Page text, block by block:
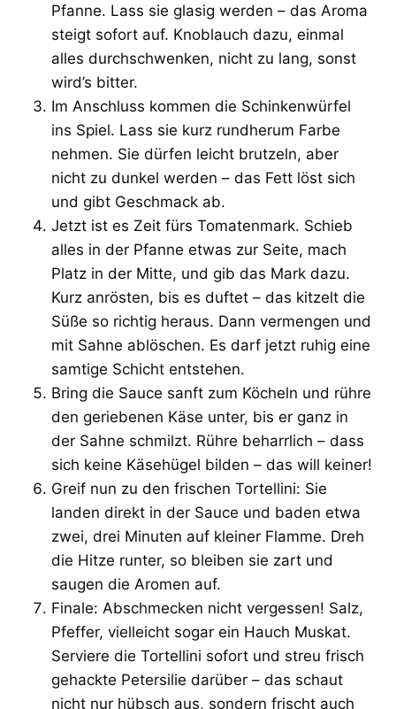
Pfanne. Lass sie glasig werden – das Aroma
steigt sofort auf. Knoblauch dazu, einmal
alles durchschwenken, nicht zu lang, sonst
wird’s bitter.
Im Anschluss kommen die Schinkenwürfel
ins Spiel. Lass sie kurz rundherum Farbe
nehmen. Sie dürfen leicht brutzeln, aber
nicht zu dunkel werden – das Fett löst sich
und gibt Geschmack ab.
Jetzt ist es Zeit fürs Tomatenmark. Schieb
alles in der Pfanne etwas zur Seite, mach
Platz in der Mitte, und gib das Mark dazu.
Kurz anrösten, bis es duftet – das kitzelt die
Süße so richtig heraus. Dann vermengen und
mit Sahne ablöschen. Es darf jetzt ruhig eine
samtige Schicht entstehen.
Bring die Sauce sanft zum Köcheln und rühre
den geriebenen Käse unter, bis er ganz in
der Sahne schmilzt. Rühre beharrlich – dass
sich keine Käsehügel bilden – das will keiner!
Greif nun zu den frischen Tortellini: Sie
landen direkt in der Sauce und baden etwa
zwei, drei Minuten auf kleiner Flamme. Dreh
die Hitze runter, so bleiben sie zart und
saugen die Aromen auf.
Finale: Abschmecken nicht vergessen! Salz,
Pfeffer, vielleicht sogar ein Hauch Muskat.
Serviere die Tortellini sofort und streu frisch
gehackte Petersilie darüber – das schaut
nicht nur hübsch aus, sondern frischt auch